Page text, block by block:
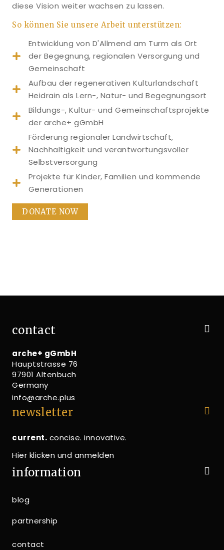
diese Vision weiter wachsen zu lassen.
So können Sie unsere Arbeit unterstützen:
Entwicklung von D'Allmend am Turm als Ort
der Begegnung, regionalen Versorgung und
Gemeinschaft
Aufbau der regenerativen Kulturlandschaft
Heidrain als Lern-, Natur- und Begegnungsort
Bildungs-, Kultur- und Gemeinschaftsprojekte
der arche+ gGmbH
Förderung regionaler Landwirtschaft,
Nachhaltigkeit und verantwortungsvoller
Selbstversorgung
Projekte für Kinder, Familien und kommende
Generationen
DONATE NOW
contact
arche+ gGmbH
Hauptstrasse 76
97901 Altenbuch
Germany
info@arche.plus
newsletter
current. concise. innovative.
Hier klicken und anmelden
information
blog
partnership
contact